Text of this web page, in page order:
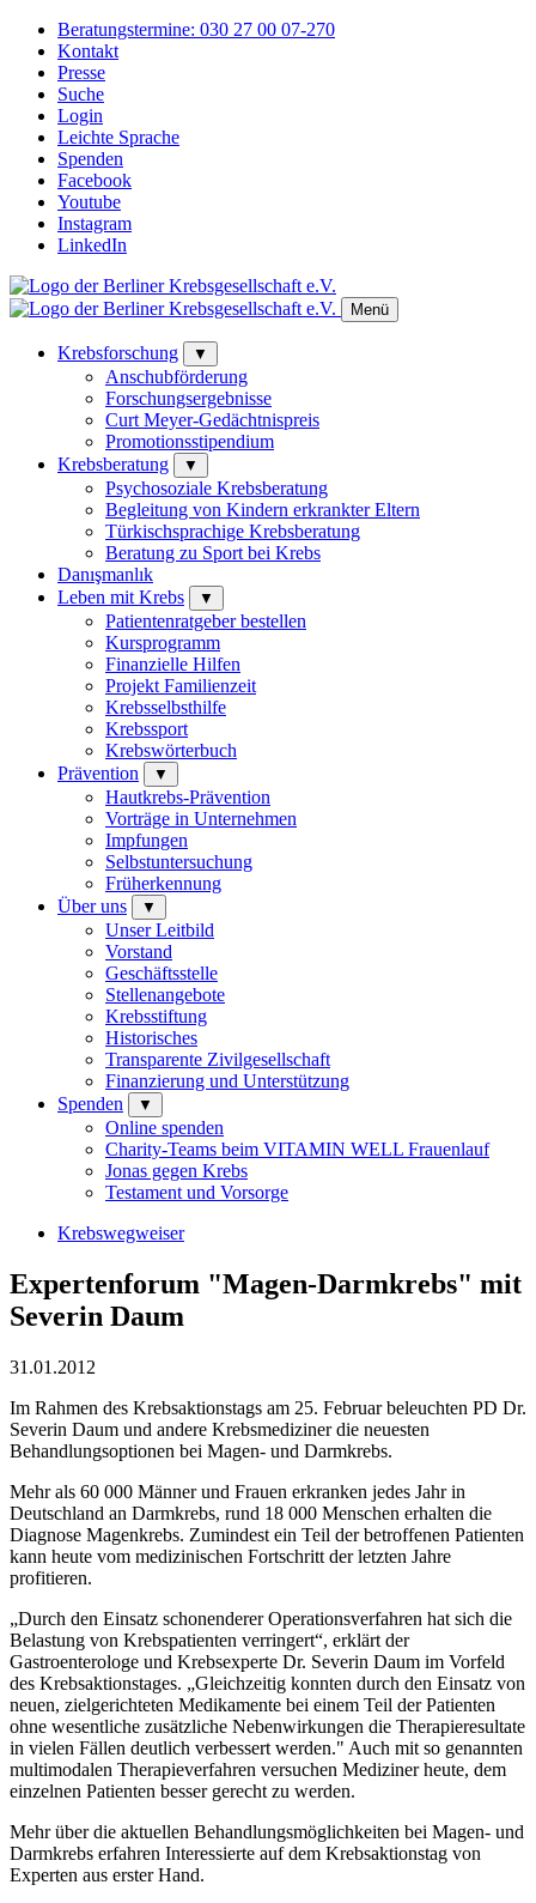
Beratungstermine: 030 27 00 07-270
Kontakt
Presse
Suche
Login
Leichte Sprache
Spenden
Facebook
Youtube
Instagram
LinkedIn
Menü
Krebsforschung ▼
Anschubförderung
Forschungsergebnisse
Curt Meyer-Gedächtnispreis
Promotionsstipendium
Krebsberatung
▼
Psychosoziale Krebsberatung
Begleitung von Kindern erkrankter Eltern
Türkischsprachige Krebsberatung
Beratung zu Sport bei Krebs
Danışmanlık
Leben mit Krebs
▼
Patientenratgeber bestellen
Kursprogramm
Finanzielle Hilfen
Projekt Familienzeit
Krebsselbsthilfe
Krebssport
Krebswörterbuch
Prävention
▼
Hautkrebs-Prävention
Vorträge in Unternehmen
Impfungen
Selbstuntersuchung
Früherkennung
Über uns
▼
Unser Leitbild
Vorstand
Geschäftsstelle
Stellenangebote
Krebsstiftung
Historisches
Transparente Zivilgesellschaft
Finanzierung und Unterstützung
Spenden
▼
Online spenden
Charity-Teams beim VITAMIN WELL Frauenlauf
Jonas gegen Krebs
Testament und Vorsorge
Krebswegweiser
Expertenforum "Magen-Darmkrebs" mit
Severin Daum
31.01.2012
Im Rahmen des Krebsaktionstags am 25. Februar beleuchten PD Dr.
Severin Daum und andere Krebsmediziner die neuesten
Behandlungsoptionen bei Magen- und Darmkrebs.
Mehr als 60 000 Männer und Frauen erkranken jedes Jahr in
Deutschland an Darmkrebs, rund 18 000 Menschen erhalten die
Diagnose Magenkrebs. Zumindest ein Teil der betroffenen Patienten
kann heute vom medizinischen Fortschritt der letzten Jahre
profitieren.
„Durch den Einsatz schonenderer Operationsverfahren hat sich die
Belastung von Krebspatienten verringert“, erklärt der
Gastroenterologe und Krebsexperte Dr. Severin Daum im Vorfeld
des Krebsaktionstages. „Gleichzeitig konnten durch den Einsatz von
neuen, zielgerichteten Medikamente bei einem Teil der Patienten
ohne wesentliche zusätzliche Nebenwirkungen die Therapieresultate
in vielen Fällen deutlich verbessert werden." Auch mit so genannten
multimodalen Therapieverfahren versuchen Mediziner heute, dem
einzelnen Patienten besser gerecht zu werden.
Mehr über die aktuellen Behandlungsmöglichkeiten bei Magen- und
Darmkrebs erfahren Interessierte auf dem Krebsaktionstag von
Experten aus erster Hand.